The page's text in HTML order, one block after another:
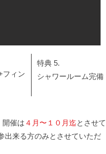
フィン
特典 5.
シャワールーム完備
開催は ４月〜１０月迄とさせて
出来る方のみとさせていただ